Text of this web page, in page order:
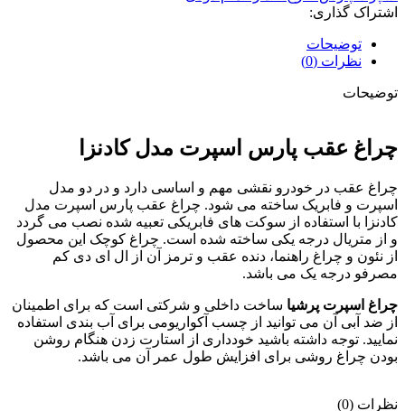
اشتراک گذاری:
توضیحات
نظرات (0)
توضیحات
چراغ عقب پارس اسپرت مدل کادنزا
چراغ عقب در خودرو نقشی مهم و اساسی دارد و در دو مدل
اسپرت و فابریک ساخته می شود. چراغ عقب پارس اسپرت مدل
کادنزا با استفاده از سوکت های فابریکی تعبیه شده نصب می گردد
و از متریال درجه یکی ساخته شده است. چراغ کوچک این محصول
از نئون و چراغ راهنما، دنده عقب و ترمز آن از ال ای دی کم
مصرفو درجه یک می باشد.
چراغ اسپرت پرشیا ساخت داخلی و شرکتی است که برای اطمینان
از ضد آبی آن می توانید از چسب آکواریومی برای آب بندی استفاده
نمایید. توجه داشته باشید خودداری از استارت زدن هنگام روشن
بودن چراغ روشی برای افزایش طول عمر آن می باشد.
نظرات (0)